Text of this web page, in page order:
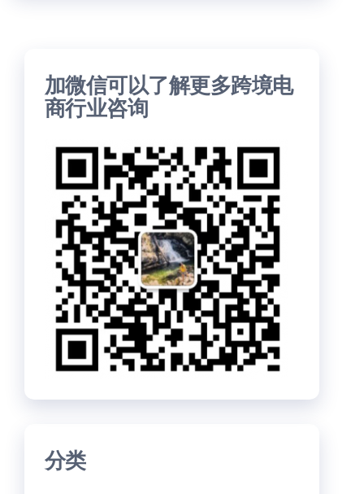
加微信可以了解更多跨境电
商行业咨询
分类